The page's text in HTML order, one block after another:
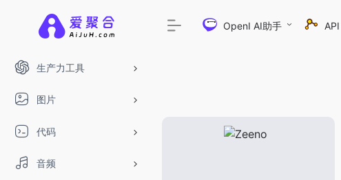
生产力工具
图片
代码
音频
OpenI AI助手 API